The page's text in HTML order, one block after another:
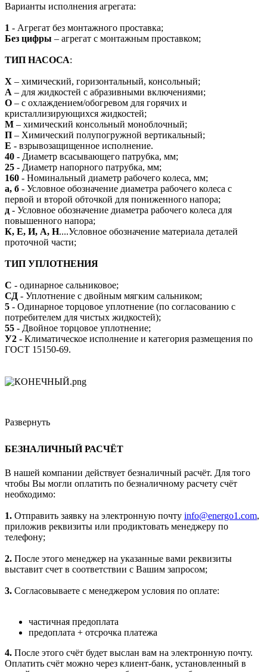
Варианты исполнения агрегата:
1 - Агрегат без монтажного проставка;
Без цифры – агрегат с монтажным проставком;
ТИП НАСОСА:
Х – химический, горизонтальный, консольный;
А – для жидкостей с абразивными включениями;
О – с охлаждением/обогревом для горячих и
кристаллизирующихся жидкостей;
М – химический консольный моноблочный;
П – Химический полупогружной вертикальный;
Е - взрывозащищенное исполнение.
40 - Диаметр всасывающего патрубка, мм;
25 - Диаметр напорного патрубка, мм;
160 - Номинальный диаметр рабочего колеса, мм;
а, б - Условное обозначение диаметра рабочего колеса с
первой и второй обточкой для пониженного напора;
д - Условное обозначение диаметра рабочего колеса для
повышенного напора;
К, Е, И, А, Н....Условное обозначение материала деталей
проточной части;
ТИП УПЛОТНЕНИЯ
С - одинарное сальниковое;
СД - Уплотнение с двойным мягким сальником;
5 - Одинарное торцовое уплотнение (по согласованию с
потребителем для чистых жидкостей);
55 - Двойное торцовое уплотнение;
У2 - Климатическое исполнение и категория размещения по
ГОСТ 15150-69.
Развернуть
БЕЗНАЛИЧНЫЙ РАСЧЁТ
В нашей компании действует безналичный расчёт. Для того
чтобы Вы могли оплатить по безналичному расчету счёт
необходимо:
1. Отправить заявку на электронную почту info@energo1.com,
приложив реквизиты или продиктовать менеджеру по
телефону;
2. После этого менеджер на указанные вами реквизиты
выставит счет в соответствии с Вашим запросом;
3. Согласовываете с менеджером условия по оплате:
частичная предоплата
предоплата + отсрочка платежа
4. После этого счёт будет выслан вам на электронную почту.
Оплатить счёт можно через клиент-банк, установленный в